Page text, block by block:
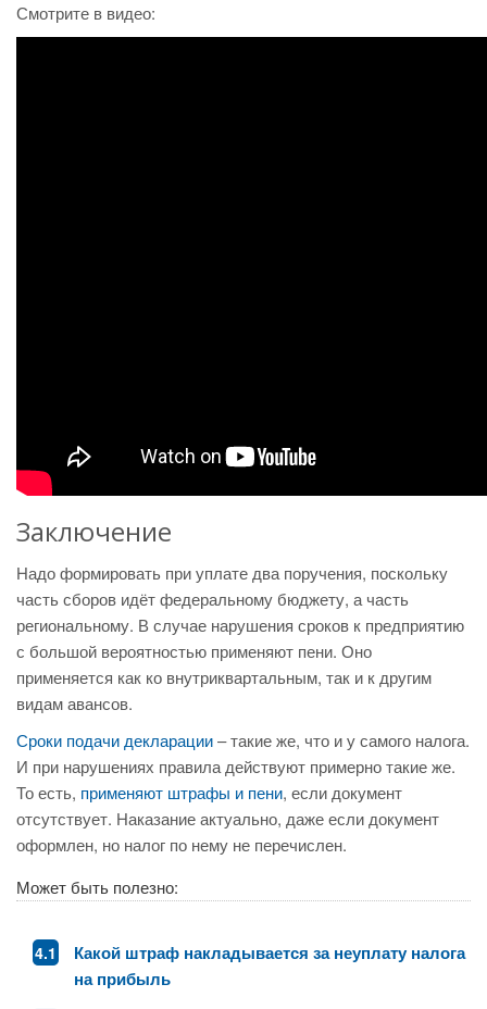
Смотрите в видео:
Заключение
Надо формировать при уплате два поручения, поскольку
часть сборов идёт федеральному бюджету, а часть
региональному. В случае нарушения сроков к предприятию
с большой вероятностью применяют пени. Оно
применяется как ко внутриквартальным, так и к другим
видам авансов.
Сроки подачи декларации– такие же, что и у самого налога.
И при нарушениях правила действуют примерно такие же.
То есть, применяют штрафы и пени, если документ
отсутствует. Наказание актуально, даже если документ
оформлен, но налог по нему не перечислен.
Может быть полезно:
Какой штраф накладывается за неуплату налога
на прибыль